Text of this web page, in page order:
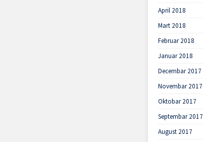
April 2018
Mart 2018
Februar 2018
Januar 2018
Decembar 2017
Novembar 2017
Oktobar 2017
Septembar 2017
August 2017